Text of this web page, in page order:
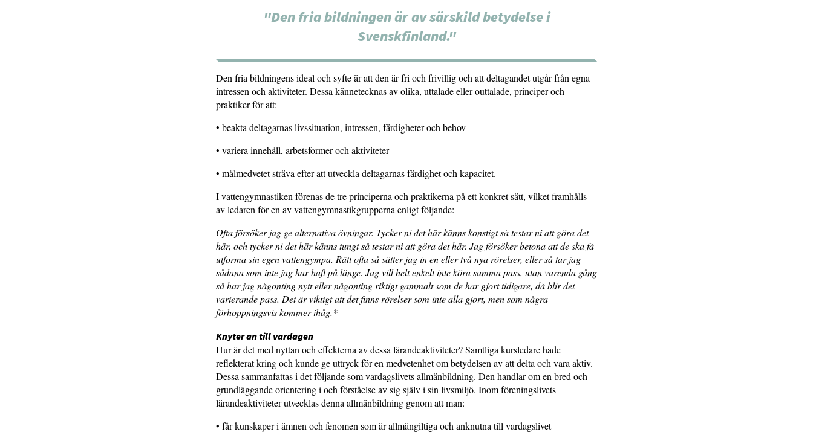
"Den fria bildningen är av särskild betydelse i
Svenskfinland."
Den fria bildningens ideal och syfte är att den är fri och frivillig och att deltagandet utgår från egna
intressen och aktiviteter. Dessa kännetecknas av olika, uttalade eller outtalade, principer och
praktiker för att:
• beakta deltagarnas livssituation, intressen, färdigheter och behov
• variera innehåll, arbetsformer och aktiviteter
• målmedvetet sträva efter att utveckla deltagarnas färdighet och kapacitet.
I vattengymnastiken förenas de tre principerna och praktikerna på ett konkret sätt, vilket framhålls
av ledaren för en av vattengymnastikgrupperna enligt följande:
Ofta försöker jag ge alternativa övningar. Tycker ni det här känns konstigt så testar ni att göra det
här, och tycker ni det här känns tungt så testar ni att göra det här. Jag försöker betona att de ska få
utforma sin egen vattengympa. Rätt ofta så sätter jag in en eller två nya rörelser, eller så tar jag
sådana som inte jag har haft på länge. Jag vill helt enkelt inte köra samma pass, utan varenda gång
så har jag någonting nytt eller någonting riktigt gammalt som de har gjort tidigare, då blir det
varierande pass. Det är viktigt att det finns rörelser som inte alla gjort, men som några
förhoppningsvis kommer ihåg.*
Knyter an till vardagen
Hur är det med nyttan och effekterna av dessa lärandeaktiviteter? Samtliga kursledare hade
reflekterat kring och kunde ge uttryck för en medvetenhet om betydelsen av att delta och vara aktiv.
Dessa sammanfattas i det följande som vardagslivets allmänbildning. Den handlar om en bred och
grundläggande orientering i och förståelse av sig själv i sin livsmiljö. Inom föreningslivets
lärandeaktiviteter utvecklas denna allmänbildning genom att man:
• får kunskaper i ämnen och fenomen som är allmängiltiga och anknutna till vardagslivet